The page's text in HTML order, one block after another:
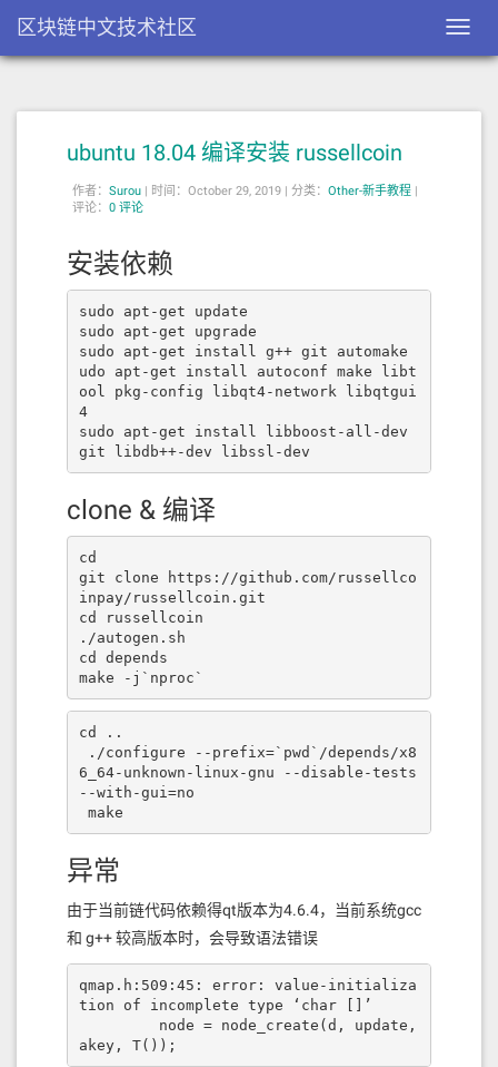
区块链中文技术社区
ubuntu 18.04 编译安装 russellcoin
作者： Surou | 时间：October 29, 2019 | 分类： Other-新手教程 |
评论： 0 评论
安装依赖
sudo apt-get update
sudo apt-get upgrade
sudo apt-get install g++ git automake
udo apt-get install autoconf make libt
ool pkg-config libqt4-network libqtgui
4
sudo apt-get install libboost-all-dev
git libdb++-dev libssl-dev
clone & 编译
cd
git clone https://github.com/russellco
inpay/russellcoin.git
cd russellcoin
./autogen.sh
cd depends
make -j`nproc`
cd ..
6_64-unknown-linux-gnu --disable-tests
--with-gui=no
make
异常
由于当前链代码依赖得qt版本为4.6.4，当前系统gcc
和 g++ 较高版本时，会导致语法错误
qmap.h:509:45: error: value-initializa
tion of incomplete type ‘char []’
akey, T());